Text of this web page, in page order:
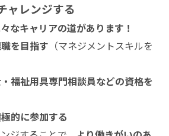
ャレンジする
なキャリアの道があります！
を目指す （マネジメントスキルを
福祉用具専門相談員などの資格を
的に参加する